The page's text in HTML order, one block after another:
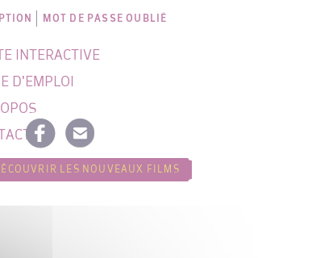
MOT DE PASSE OUBLIÉ
INTERACTIVE
D'EMPLOI
LES NOUVEAUX FILMS